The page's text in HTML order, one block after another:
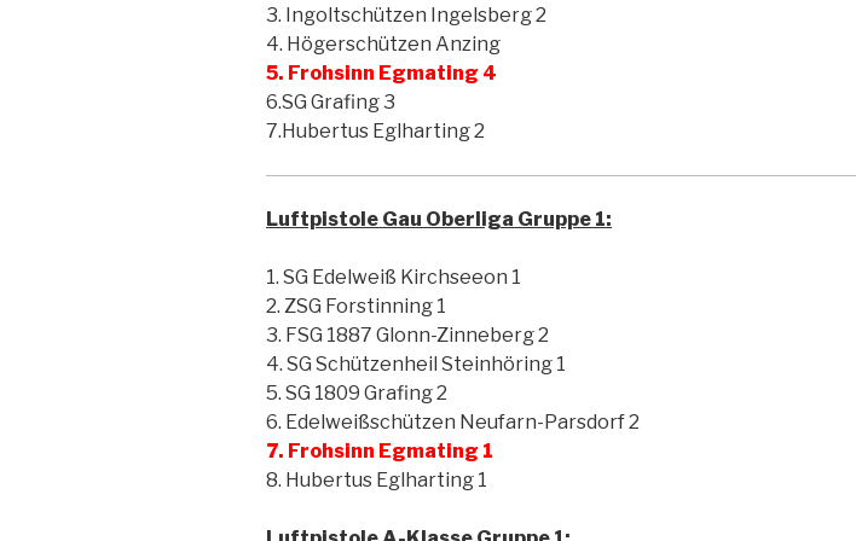
3. Ingoltschützen Ingelsberg 2
4. Högerschützen Anzing
5. Frohsinn Egmating 4
6.SG Grafing 3
7.Hubertus Eglharting 2
Luftpistole Gau Oberliga Gruppe 1:
1. SG Edelweiß Kirchseeon 1
2. ZSG Forstinning 1
3. FSG 1887 Glonn-Zinneberg 2
4. SG Schützenheil Steinhöring 1
5. SG 1809 Grafing 2
6. Edelweißschützen Neufarn-Parsdorf 2
7. Frohsinn Egmating 1
8. Hubertus Eglharting 1